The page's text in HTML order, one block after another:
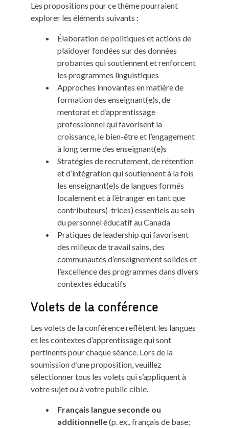
Les propositions pour ce thème pourraient
explorer les éléments suivants :
Élaboration de politiques et actions de
plaidoyer fondées sur des données
probantes qui soutiennent et renforcent
les programmes linguistiques
Approches innovantes en matière de
formation des enseignant(e)s, de
mentorat et d’apprentissage
professionnel qui favorisent la
croissance, le bien-être et l’engagement
à long terme des enseignant(e)s
Stratégies de recrutement, de rétention
et d’intégration qui soutiennent à la fois
les enseignant(e)s de langues formés
localement et à l’étranger en tant que
contributeurs(-trices) essentiels au sein
du personnel éducatif au Canada
Pratiques de leadership qui favorisent
des milieux de travail sains, des
communautés d’enseignement solides et
l’excellence des programmes dans divers
contextes éducatifs
Volets de la conférence
Les volets de la conférence reflètent les langues
et les contextes d’apprentissage qui sont
pertinents pour chaque séance. Lors de la
soumission d’une proposition, veuillez
sélectionner tous les volets qui s’appliquent à
votre sujet ou à votre public cible.
Français langue seconde ou
additionnelle(p. ex., français de base;